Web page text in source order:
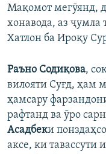
Мақомот мегӯянд,
хонавода, аз ҷумла
Хатлон ба Ироқу
Раъно Содиқова,
вилояти Суғд, ҳам
ҳамсару
рафтанд ва ӯро
Асадбеки
аксе, ки тавассути